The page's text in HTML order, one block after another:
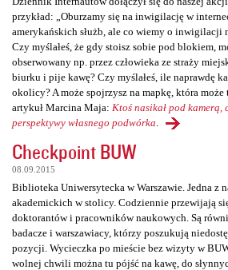
przykład: „Oburzamy się na inwigilację w
amerykańskich służb, ale co wiemy o inwigilacji
Czy myślałeś, że gdy stoisz sobie pod blokiem,
obserwowany np. przez człowieka ze straży
biurku i pije kawę? Czy myślałeś, ile naprawdę
okolicy? A może spojrzysz na mapkę, która może
artykuł Marcina Maja: Ktoś nasikał pod
perspektywy własnego podwórka
Checkpoint BUW
08.09.2015
Biblioteka Uniwersytecka w Warszawie. Jedna z
akademickich w stolicy. Codziennie przewijają
doktorantów i pracowników naukowych. Są
badacze i warszawiacy, którzy poszukują
pozycji. Wycieczka po mieście bez wizyty w
wolnej chwili można tu pójść na kawę, do